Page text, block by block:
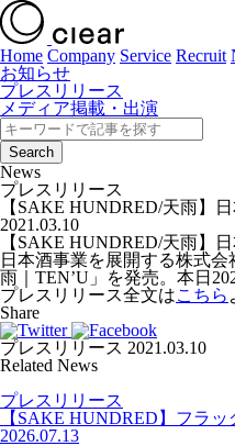
Home Company Service Recruit
お知らせ
プレスリリース
メディア掲載・出演
News
プレスリリース
【SAKE HUNDRED/天雨】
2021.03.10
【SAKE HUNDRED/天雨】
日本酒事業を展開する株式
雨｜TEN’U」を発売。本日
プレスリリース全文はこちら
Share
プレスリリース 2021.03.10
Related News
プレスリリース
【SAKE HUNDRED】フラ
2026.07.13